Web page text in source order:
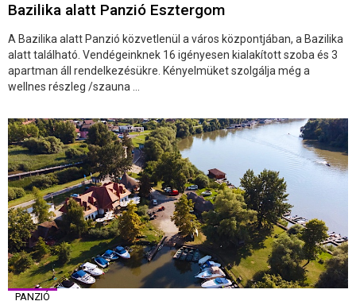
Bazilika alatt Panzió Esztergom
A Bazilika alatt Panzió közvetlenül a város központjában, a Bazilika
alatt található. Vendégeinknek 16 igényesen kialakított szoba és 3
apartman áll rendelkezésükre. Kényelmüket szolgálja még a
wellnes részleg /szauna ...
PANZIÓ